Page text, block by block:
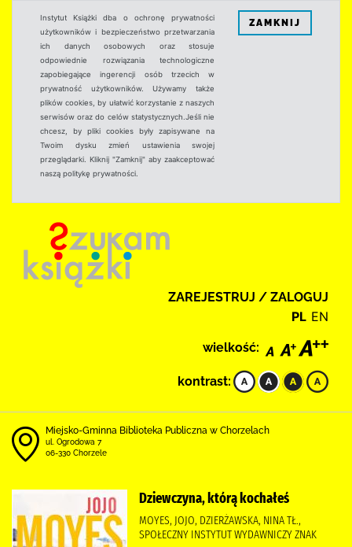
Instytut Książki dba o ochronę prywatności
użytkowników i bezpieczeństwo przetwarzania
ich danych osobowych oraz stosuje
odpowiednie rozwiązania technologiczne
zapobiegające ingerencji osób trzecich w
prywatność użytkowników. Używamy także
plików cookies, by ułatwić korzystanie z naszych
serwisów oraz do celów statystycznych.Jeśli nie
chcesz, by pliki cookies były zapisywane na
Twoim dysku zmień ustawienia swojej
przeglądarki. Kliknij "Zamknij" aby zaakceptować
naszą politykę prywatności.
ZAMKNIJ
ZAREJESTRUJ / ZALOGUJ
PL EN
wielkość:
kontrast:
Miejsko-Gminna Biblioteka Publiczna w Chorzelach
ul. Ogrodowa 7
06-330 Chorzele
Dziewczyna, którą kochałeś
MOYES, JOJO, DZIERŻAWSKA, NINA TŁ.,
SPOŁECZNY INSTYTUT WYDAWNICZY ZNAK